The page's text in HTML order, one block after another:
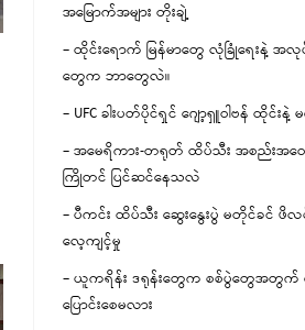
အမြောက်အများ တိုးချဲ့
– ထိုင်းရောက် မြန်မာတွေ လုံခြုံရေးနဲ့
တွေက ဘာတွေလဲ။
– UFC ခါးပတ်ပိုင်ရှင် ဂျော့ရှူဝါဗန် ထိုင်း
– အမေရိကား-တရုတ် ထိပ်သီး အစည်းအဝ
ကြိုတင် ပြင်ဆင်နေသလဲ
– ပီကင်း ထိပ်သီး ဆွေးနွေးပွဲ မတိုင်ခင် ဖိ
လေ့ကျင့်မှု
– ယူကရိန်း ဒရုန်းတွေက စစ်ပွဲတွေအတွ
ပြောင်းစေမလား